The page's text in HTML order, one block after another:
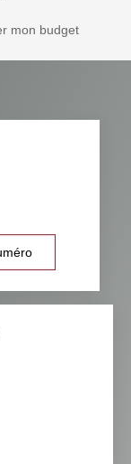
mon budget